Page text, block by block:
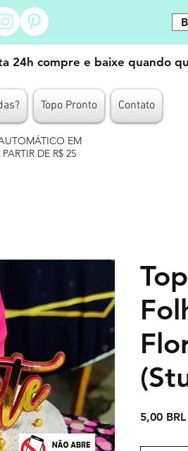
24h compre e baixe quando
Topo Pronto Contato
EM
DE R$ 25
5,00 BRL